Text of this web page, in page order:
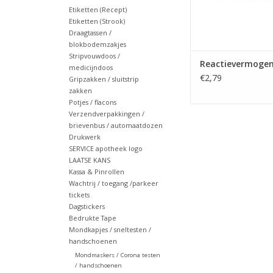
Etiketten (Recept)
Etiketten (Strook)
Draagtassen /
blokbodemzakjes
Stripvouwdoos /
medicijndoos
Gripzakken / sluitstrip
zakken
Potjes / flacons
Verzendverpakkingen /
brievenbus / automaatdozen
Drukwerk
SERVICE apotheek logo
LAATSE KANS
Kassa & Pinrollen
Wachtrij / toegang /parkeer
tickets
Dagstickers
Bedrukte Tape
Mondkapjes / sneltesten /
handschoenen
Mondmaskers / Corona testen
/ handschoenen
€2,79